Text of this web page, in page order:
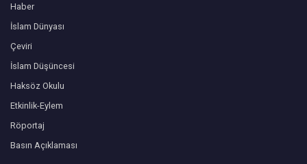
Haber
İslam Dünyası
Çeviri
İslam Düşüncesi
Haksöz Okulu
Etkinlik-Eylem
Röportaj
Basın Açıklaması